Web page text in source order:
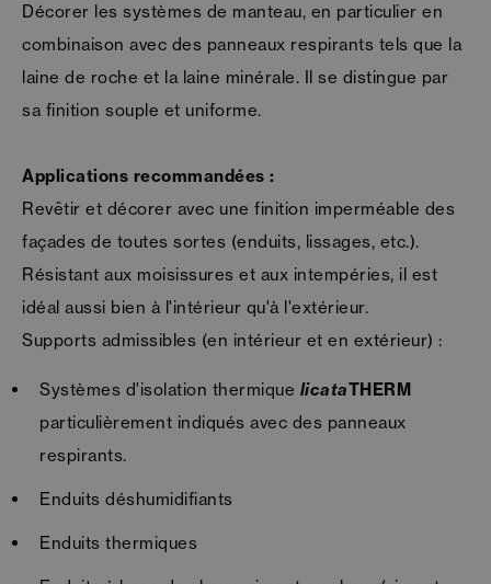
Décorer les systèmes de manteau, en particulier en
combinaison avec des panneaux respirants tels que la
laine de roche et la laine minérale. Il se distingue par
sa finition souple et uniforme.
Applications recommandées :
Revêtir et décorer avec une finition imperméable des
façades de toutes sortes (enduits, lissages, etc.).
Résistant aux moisissures et aux intempéries, il est
idéal aussi bien à l'intérieur qu'à l'extérieur.
Supports admissibles (en intérieur et en extérieur) :
Systèmes d'isolation thermique licataTHERM
particulièrement indiqués avec des panneaux
respirants.
Enduits déshumidifiants
Enduits thermiques